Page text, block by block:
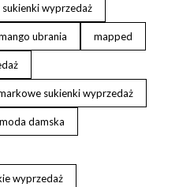
sukienki wyprzedaż
ubrania mapped
sukienki wyprzedaż
moda damska
wyprzedaż